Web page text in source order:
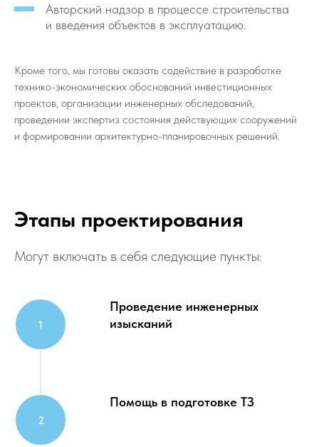
Авторский надзор в процессе строительства
и введения объектов в эксплуатацию.
Кроме того, мы готовы оказать содействие в разработке
технико-экономических обоснований инвестиционных
проектов, организации инженерных обследований,
проведении экспертиз состояния действующих сооружений
и формировании архитектурно-планировочных решений.
Этапы проектирования
Могут включать в себя следующие пункты:
Проведение инженерных
изысканий
Помощь в подготовке ТЗ